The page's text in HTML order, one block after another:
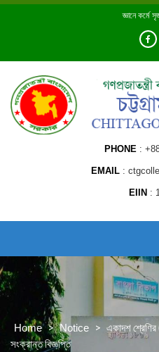
Skip
জ্ঞানে কর্মে
PHONE
EMAIL
EIIN
Home > Notice > একাদশ শ্রেণির
সংক্রান্ত বিজ্ঞপ্তি